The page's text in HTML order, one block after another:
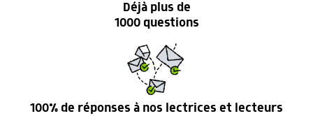
Déjà plus de
1000 questions
100% de réponses à nos lectrices et lecteurs